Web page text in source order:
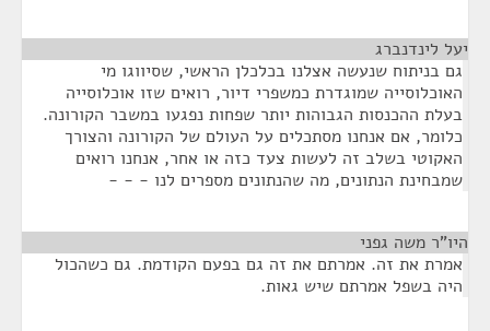
יעל לינדנברג
גם בניתוח שנעשה אצלנו בכלכלן הראשי, שסיווגו מי
האוכלוסייה שמוגדרת כמשפרי דיור, רואים שזו אוכלוסייה
בעלת ההכנסות הגבוהות יותר שפחות נפגעו במשבר הקורונה.
כלומר, אם אנחנו מסתכלים על העולם של הקורונה והצורך
האקוטי בשלב זה לעשות צעד כזה או אחר, אנחנו רואים
שמבחינת הנתונים, מה שהנתונים מספרים לנו - - -
היו"ר משה גפני
אמרת את זה. אמרתם את זה גם בפעם הקודמת. גם כשהכול
היה בשפל אמרתם שיש גאות.